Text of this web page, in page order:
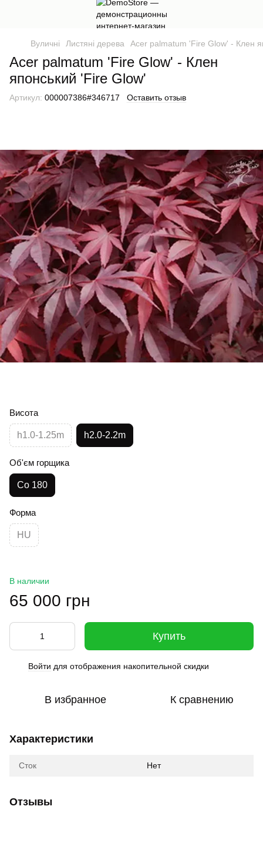
Вуличні Листяні дерева Acer palmatum 'Fire Glow' - Клен
Acer palmatum 'Fire Glow' - Клен
японський 'Fire Glow'
Артикул: 000007386#346717 Оставить отзыв
Висота
h1.0-1.25m h2.0-2.2m
Об'єм горщика
Co 180
Форма
HU
В наличии
65 000 грн
Купить
Войти для отображения накопительной скидки
В избранное К сравнению
Характеристики
Сток Нет
Отзывы